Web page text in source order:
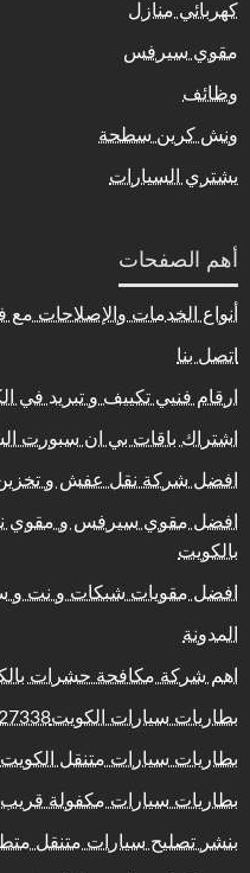
كهربائي منازل
مقوي سيرفس
وظائف
ونش كرين سطحة
يشتري السيارات
أهم الصفحات
أنواع الخدمات والإصلاحات
اتصل بنا
ارقام فنيي تكييف و تبريد في
اشتراك باقات بي ان سبورت
افضل شركة نقل عفش و تخزين
افضل مقوي سيرفس و مقوي
بالكويت
افضل مقويات شبكات و نت و
المدونة
اهم شركة مكافحة حشرات
بطاريات سيارات الكويت52227338
بطاريات سيارات متنقل
بطاريات سيارات مكفولة
بنشر تصليح سيارات متنقل متطور